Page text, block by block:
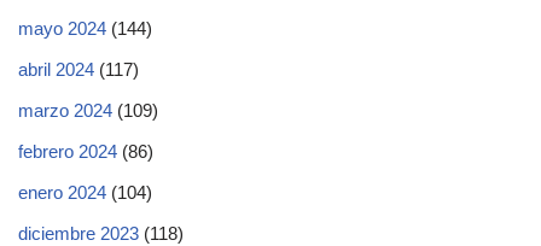
mayo 2024 (144)
abril 2024 (117)
marzo 2024 (109)
febrero 2024 (86)
enero 2024 (104)
diciembre 2023 (118)